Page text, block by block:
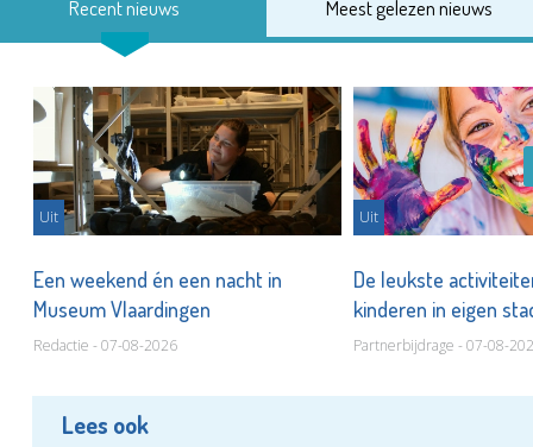
Recent nieuws Meest gelezen nieuws
Uit
Een weekend én een nacht in
Museum Vlaardingen
Redactie - 07-08-2026
Uit
De leukste
kinderen in eigen
Partnerbijdrage - 07-08-
Lees ook